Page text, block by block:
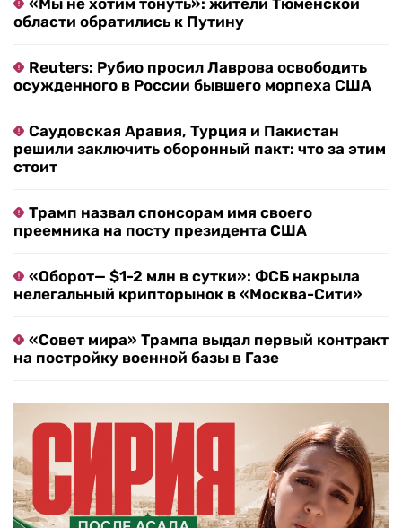
«Мы не хотим тонуть»: жители Тюменской
области обратились к Путину
Reuters: Рубио просил Лаврова освободить
осужденного в России бывшего морпеха США
Саудовская Аравия, Турция и Пакистан
решили заключить оборонный пакт: что за этим
стоит
Трамп назвал спонсорам имя своего
преемника на посту президента США
«Оборот— $1-2 млн в сутки»: ФСБ накрыла
нелегальный крипторынок в «Москва-Сити»
«Совет мира» Трампа выдал первый контракт
на постройку военной базы в Газе